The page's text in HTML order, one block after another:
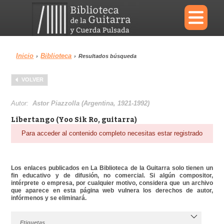
×
Menu
Biblioteca Diccionario
Inicio › Biblioteca › Resultados búsqueda
VOLVER
Autor:Astor Piazzolla (Argentina, 1921-1992)
Libertango (Yoo Sik Ro, guitarra)
Para acceder al contenido completo necesitas estar registrado
Los enlaces publicados en La Biblioteca de la Guitarra solo tienen un
fin educativo y de difusión, no comercial. Si algún compositor,
intérprete o empresa, por cualquier motivo, considera que un archivo
que aparece en esta página web vulnera los derechos de autor,
infórmenos y se eliminará.
Etiquetas